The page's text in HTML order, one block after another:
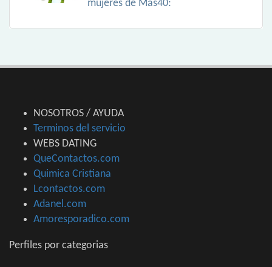
mujeres de Mas40:
NOSOTROS / AYUDA
Terminos del servicio
WEBS DATING
QueContactos.com
Quimica Cristiana
Lcontactos.com
Adanel.com
Amoresporadico.com
Perfiles por categorias